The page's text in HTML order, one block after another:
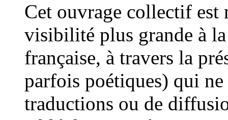
Cet ouvrage collectif est
visibilité plus grande à
française, à travers la
parfois poétiques) qui
traductions ou de